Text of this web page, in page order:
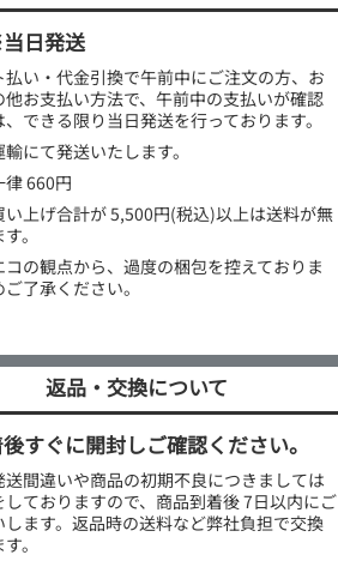
日発送
払い・代金引換で午前中にご注文の方、お
他お支払い方法で、午前中の支払いが確認
できる限り当日発送を行っております。
にて発送いたします。
660円
い上げ合計が 5,500円(税込)以上は送料が無
。
の観点から、過度の梱包を控えておりま
了承ください。
返品・交換について
すぐに開封しご確認ください。
間違いや商品の初期不良につきましては
しておりますので、商品到着後 7日以内にご
ます。返品時の送料など弊社負担で交換
。